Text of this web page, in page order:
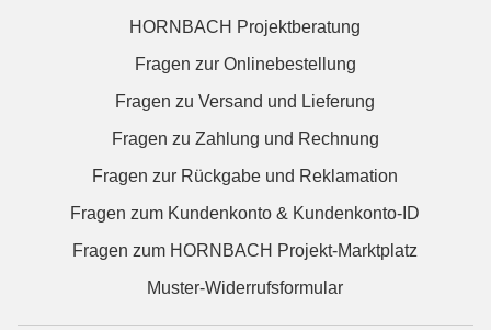
HORNBACH Projektberatung
Fragen zur Onlinebestellung
Fragen zu Versand und Lieferung
Fragen zu Zahlung und Rechnung
Fragen zur Rückgabe und Reklamation
Fragen zum Kundenkonto & Kundenkonto-ID
Fragen zum HORNBACH Projekt-Marktplatz
Muster-Widerrufsformular